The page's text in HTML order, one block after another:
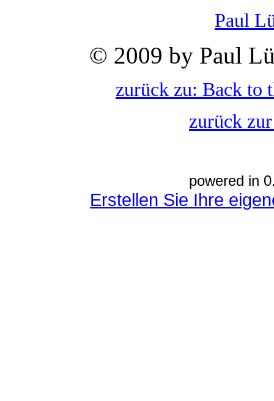
Paul
© 2009 by Paul
zurück zu: Back to
zurück
powered in
Erstellen Sie Ihre